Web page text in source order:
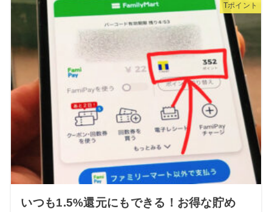
Tポイント
いつも1.5%還元にもできる！お得な貯め